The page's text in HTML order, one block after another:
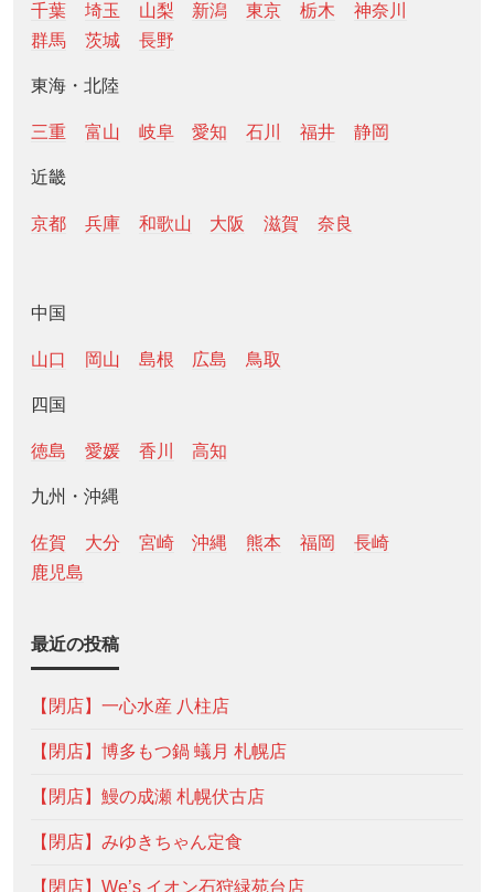
千葉 埼玉 山梨 新潟 東京 栃木
神奈川
群馬
茨城 長野
東海・北陸
三重 富山 岐阜 愛知 石川 福井 静岡
近畿
京都 兵庫 和歌山 大阪 滋賀 奈良
中国
山口 岡山 島根 広島 鳥取
四国
徳島 愛媛 香川 高知
九州・沖縄
佐賀 大分 宮崎 沖縄 熊本 福岡
長崎
鹿児島
最近の投稿
【閉店】一心水産 八柱店
【閉店】博多もつ鍋 蟻月 札幌店
【閉店】鰻の成瀬 札幌伏古店
【閉店】みゆきちゃん定食
【閉店】We’s イオン石狩緑苑台店